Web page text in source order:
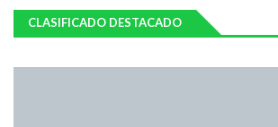
CLASIFICADO DESTACADO